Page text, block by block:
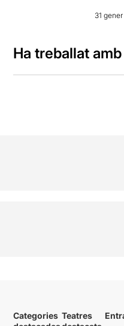
31
Ha treballat amb
Categories Teatres